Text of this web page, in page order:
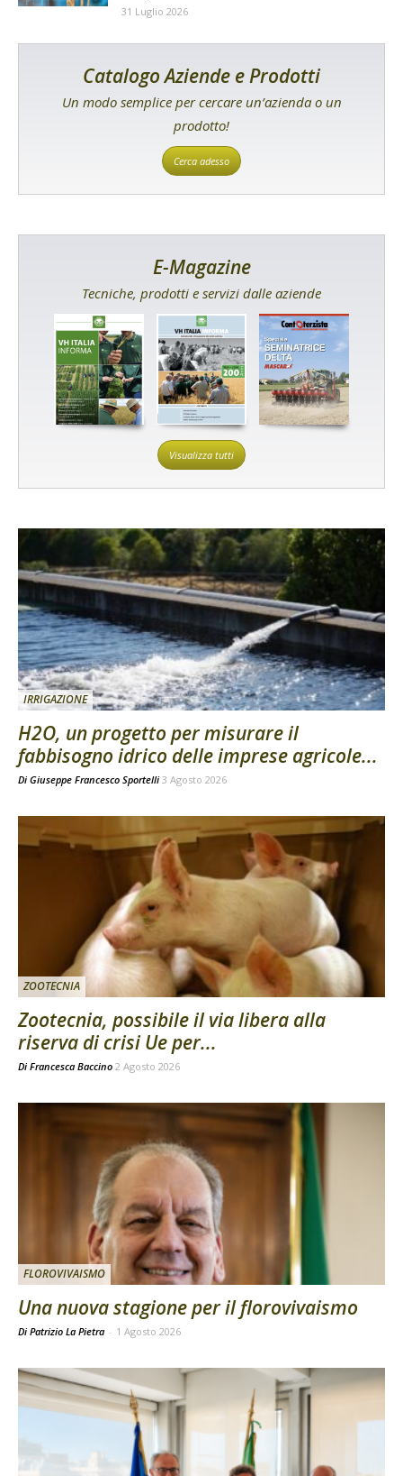
31 Luglio 2026
Catalogo Aziende e Prodotti
Un modo semplice per cercare un’azienda o un
prodotto!
Cerca adesso
E-Magazine
Tecniche, prodotti e servizi dalle aziende
Visualizza tutti
IRRIGAZIONE
H2O, un progetto per misurare il
fabbisogno idrico delle imprese agricole...
Di Giuseppe Francesco Sportelli 3 Agosto 2026
ZOOTECNIA
Zootecnia, possibile il via libera alla
riserva di crisi Ue per...
Di Francesca Baccino 2 Agosto 2026
FLOROVIVAISMO
Una nuova stagione per il florovivaismo
Di Patrizio La Pietra - 1 Agosto 2026